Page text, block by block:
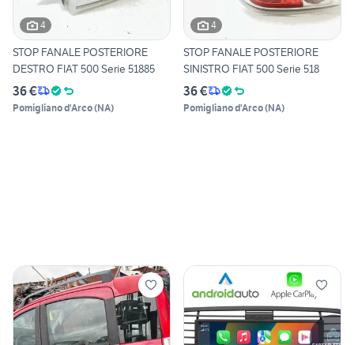
4
STOP FANALE POSTERIORE
DESTRO FIAT 500 Serie 51885
36 €
Pomigliano d'Arco(NA)
4
STOP FANALE POSTERIORE
SINISTRO FIAT 500 Serie 518
36 €
Pomigliano d'Arco(NA)